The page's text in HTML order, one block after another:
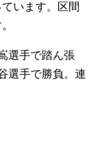
います。区間
選手で踏ん張
選手で勝負。連